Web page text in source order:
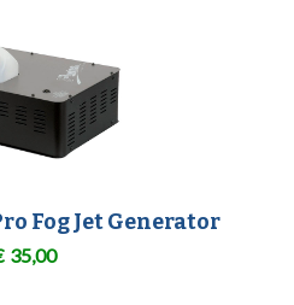
Fog Jet Generator
35,00